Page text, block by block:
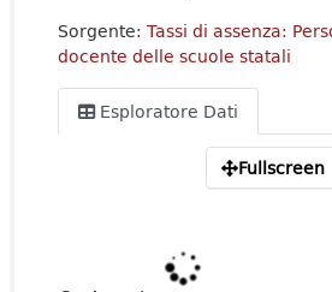
Sorgente: Tassi di assenza:
docente delle scuole statali
Esploratore Dati
Fullscreen